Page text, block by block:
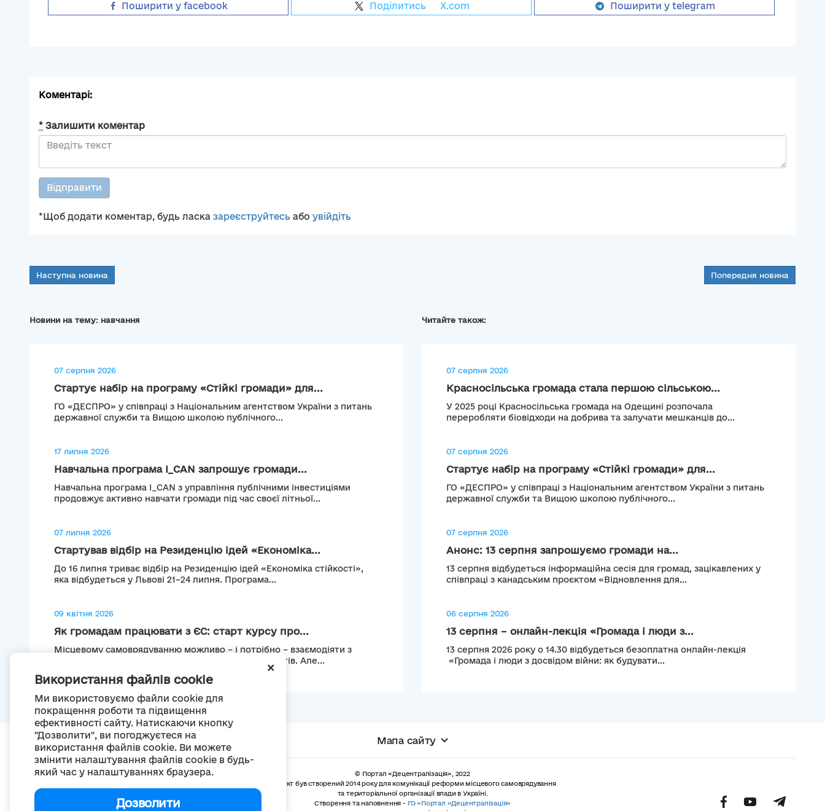
+
Використання файлів cookie
Ми використовуємо файли cookie для
покращення роботи та підвищення
ефективності сайту. Натискаючи кнопку
"Дозволити", ви погоджуєтеся на
використання файлів cookie. Ви можете
змінити налаштування файлів cookie в будь-
який час у налаштуваннях браузера.
Дозволити
Поширити у facebook Поділитись X.com Поширити у telegram
Коментарі:
* Залишити коментар
Відправити
*Щоб додати коментар, будь ласка зареєструйтесь або увійдіть
Наступна новина Попередня новина
Новини на тему: навчання
07 серпня 2026
Стартує набір на програму «Стійкі громади» для...
ГО «ДЕСПРО» у співпраці з Національним агентством України з питань
державної служби та Вищою школою публічного...
17 липня 2026
Навчальна програма I_CAN запрошує громади...
Навчальна програма I_CAN з управління публічними інвестиціями
продовжує активно навчати громади під час своєї літньої...
07 липня 2026
Стартував відбір на Резиденцію ідей «Економіка...
До 16 липня триває відбір на Резиденцію ідей «Економіка стійкості»,
яка відбудеться у Львові 21–24 липня. Програма...
09 квітня 2026
Як громадам працювати з ЄС: старт курсу про...
Місцевому самоврядуванню можливо – і потрібно – взаємодіяти з
європейськими інституціями та досягати результатів. Але...
Читайте також:
07 серпня 2026
Красносільська громада стала першою сільською...
У 2025 році Красносільська громада на Одещині розпочала
переробляти біовідходи на добрива та залучати мешканців до...
07 серпня 2026
Стартує набір на програму «Стійкі громади» для...
ГО «ДЕСПРО» у співпраці з Національним агентством України з питань
державної служби та Вищою школою публічного...
07 серпня 2026
Анонс: 13 серпня запрошуємо громади на...
13 серпня відбудеться інформаційна сесія для громад, зацікавлених у
співпраці з канадським проєктом «Відновлення для...
06 серпня 2026
13 серпня – онлайн-лекція «Громада і люди з...
13 серпня 2026 року о 14.30 відбудеться безоплатна онлайн-лекція
«Громада і люди з досвідом війни: як будувати...
Мапа сайту
© Портал «Децентралізація», 2022
Проект був створений 2014 року для комунікації реформи місцевого самоврядування
та територіальної організації влади в Україні.
Створення та наповнення - ГО «Портал «Децентралізація»